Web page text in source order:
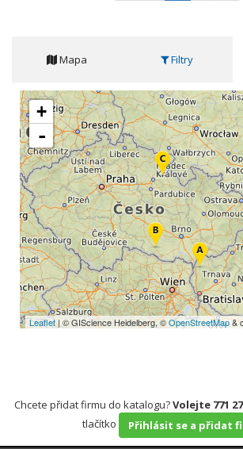
Mapa Filtry
+
-
Leaflet| © GIScience Heidelberg, ©OpenStreetMap&
Chcete přidat firmu do katalogu?Volejte 771
tlačítko
Přihlásit se a přidat